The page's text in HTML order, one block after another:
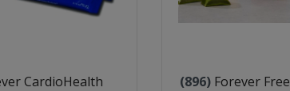
CardioHealth (896) Forever